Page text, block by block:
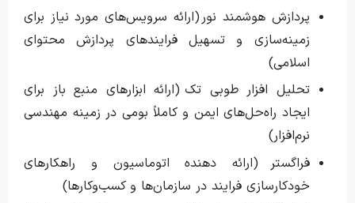
پردازش هوشمند نور (ارائه سرویس‌های مورد نیاز برای
زمینه‌سازی و تسهیل فرایندهای پردازش محتوای
اسلامی)
تحلیل افزار طوبی تک (ارائه ابزارهای منبع باز برای
ایجاد راه‌حل‌های ایمن و کاملاً بومی در زمینه مهندسی
نرم‌افزار)
فراگستر (ارائه دهنده اتوماسیون و راهکارهای
خودکارسازی فرایند در سازمان‌ها و کسب‌و‌کارها)